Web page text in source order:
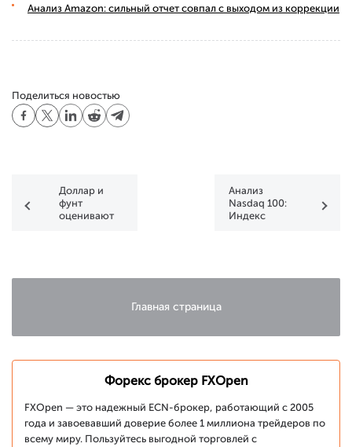
Анализ Amazon: сильный отчет совпал с выходом из коррекции
Поделиться новостью
Доллар и
фунт
оценивают
Анализ
Nasdaq 100:
Индекс
Главная страница
Форекс брокер FXOpen
FXOpen — это надежный ECN-брокер, работающий с 2005
года и завоевавший доверие более 1 миллиона трейдеров по
всему миру. Пользуйтесь выгодной торговлей с